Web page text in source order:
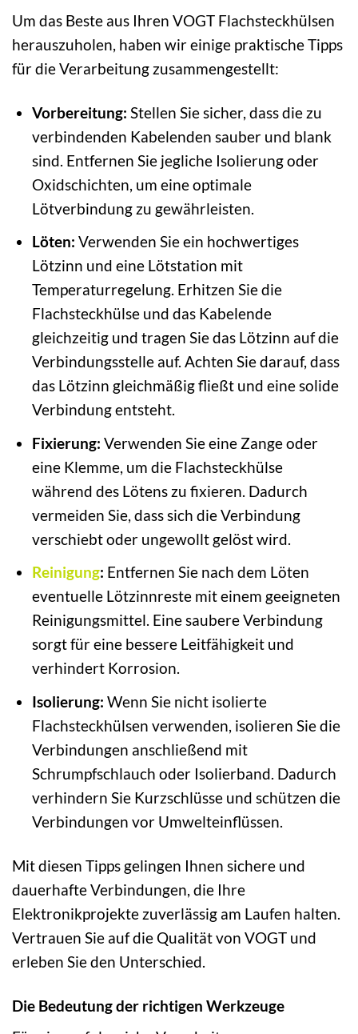
Um das Beste aus Ihren VOGT Flachsteckhülsen
herauszuholen, haben wir einige praktische Tipps
für die Verarbeitung zusammengestellt:
Vorbereitung: Stellen Sie sicher, dass die zu
verbindenden Kabelenden sauber und blank
sind. Entfernen Sie jegliche Isolierung oder
Oxidschichten, um eine optimale
Lötverbindung zu gewährleisten.
Löten: Verwenden Sie ein hochwertiges
Lötzinn und eine Lötstation mit
Temperaturregelung. Erhitzen Sie die
Flachsteckhülse und das Kabelende
gleichzeitig und tragen Sie das Lötzinn auf die
Verbindungsstelle auf. Achten Sie darauf, dass
das Lötzinn gleichmäßig fließt und eine solide
Verbindung entsteht.
Fixierung: Verwenden Sie eine Zange oder
eine Klemme, um die Flachsteckhülse
während des Lötens zu fixieren. Dadurch
vermeiden Sie, dass sich die Verbindung
verschiebt oder ungewollt gelöst wird.
Reinigung: Entfernen Sie nach dem Löten
eventuelle Lötzinnreste mit einem geeigneten
Reinigungsmittel. Eine saubere Verbindung
sorgt für eine bessere Leitfähigkeit und
verhindert Korrosion.
Isolierung: Wenn Sie nicht isolierte
Flachsteckhülsen verwenden, isolieren Sie die
Verbindungen anschließend mit
Schrumpfschlauch oder Isolierband. Dadurch
verhindern Sie Kurzschlüsse und schützen die
Verbindungen vor Umwelteinflüssen.
Mit diesen Tipps gelingen Ihnen sichere und
dauerhafte Verbindungen, die Ihre
Elektronikprojekte zuverlässig am Laufen halten.
Vertrauen Sie auf die Qualität von VOGT und
erleben Sie den Unterschied.
Die Bedeutung der richtigen Werkzeuge